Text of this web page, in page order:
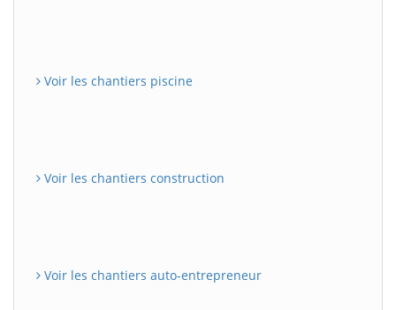
Voir les chantiers piscine
Voir les chantiers construction
Voir les chantiers auto-entrepreneur